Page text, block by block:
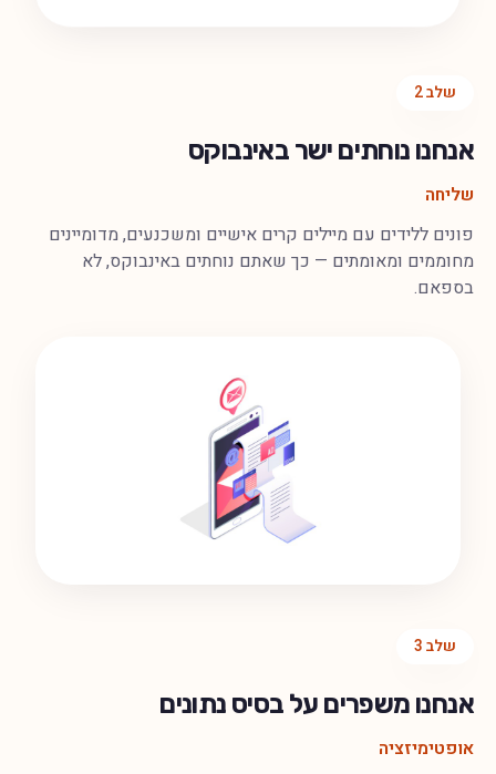
שלב2
אנחנו נוחתים ישר באינבוקס
שליחה
פונים ללידים עם מיילים קרים אישיים ומשכנעים, מדומיינים
מחוממים ומאומתים — כך שאתם נוחתים באינבוקס, לא
בספאם.
שלב3
אנחנו משפרים על בסיס נתונים
אופטימיזציה